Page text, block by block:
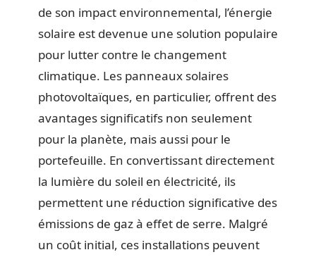
de son impact environnemental, l’énergie
solaire est devenue une solution populaire
pour lutter contre le changement
climatique. Les panneaux solaires
photovoltaïques, en particulier, offrent des
avantages significatifs non seulement
pour la planète, mais aussi pour le
portefeuille. En convertissant directement
la lumière du soleil en électricité, ils
permettent une réduction significative des
émissions de gaz à effet de serre. Malgré
un coût initial, ces installations peuvent